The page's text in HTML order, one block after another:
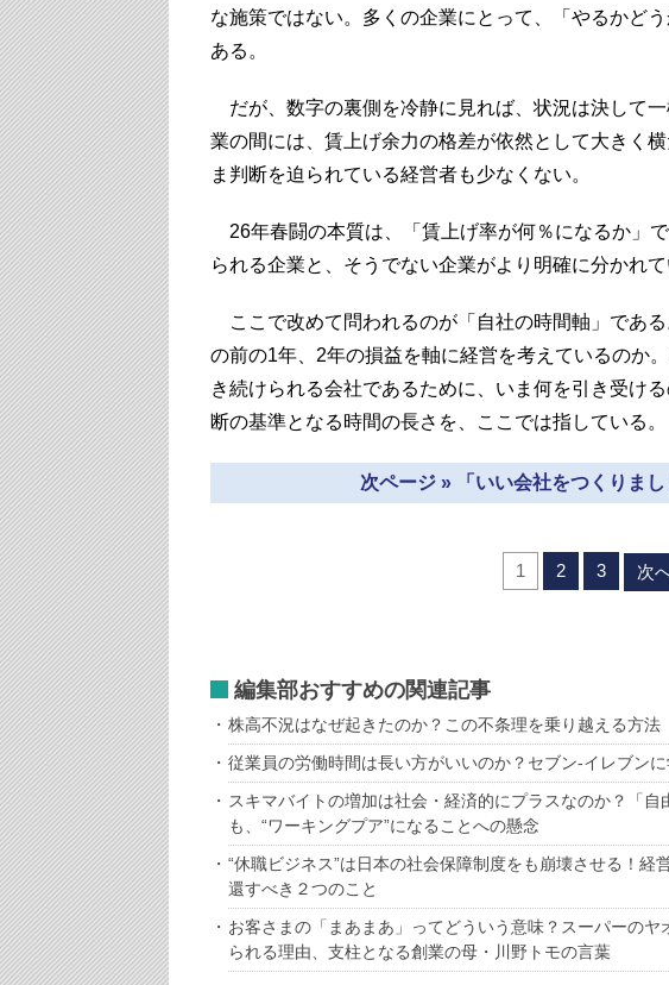
な施策ではない。多くの企業にとって、「やるかど
ある。
だが、数字の裏側を冷静に見れば、状況は決して
業の間には、賃上げ余力の格差が依然として大きく
ま判断を迫られている経営者も少なくない。
26年春闘の本質は、「賃上げ率が何％になるか」
られる企業と、そうでない企業がより明確に分かれて
ここで改めて問われるのが「自社の時間軸」であ
の前の1年、2年の損益を軸に経営を考えているのか
き続けられる会社であるために、いま何を引き受け
断の基準となる時間の長さを、ここでは指している。
次ページ » 「いい会社をつくりま
1 2 3 次
編集部おすすめの関連記事
株高不況はなぜ起きたのか？この不条理を乗り越える方法
従業員の労働時間は長い方がいいのか？セブン‐イレブン
スキマバイトの増加は社会・経済的にプラスなのか？「自
も、“ワーキングプア”になることへの懸念
“休職ビジネス”は日本の社会保障制度をも崩壊させる！経
還すべき２つのこと
お客さまの「まあまあ」ってどういう意味？スーパーの
られる理由、支柱となる創業の母・川野トモの言葉